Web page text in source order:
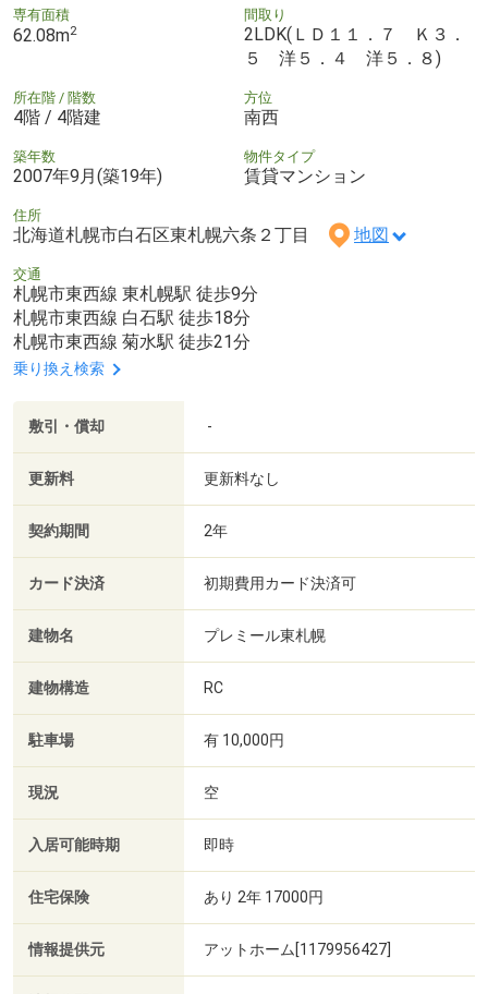
専有面積
62.08m2
間取り
2LDK(ＬＤ１１．７ Ｋ３．
５ 洋５．４ 洋５．８)
所在階 / 階数
4階 / 4階建
方位
南西
築年数
2007年9月(築19年)
物件タイプ
賃貸マンション
住所
北海道札幌市白石区東札幌六条２丁目 地図
交通
札幌市東西線 東札幌駅 徒歩9分
札幌市東西線 白石駅 徒歩18分
札幌市東西線 菊水駅 徒歩21分
乗り換え検索
敷引・償却 -
更新料 更新料なし
契約期間 2年
カード決済 初期費用カード決済可
建物名 プレミール東札幌
建物構造 RC
駐車場 有 10,000円
現況 空
入居可能時期 即時
住宅保険 あり 2年 17000円
情報提供元 アットホーム[1179956427]